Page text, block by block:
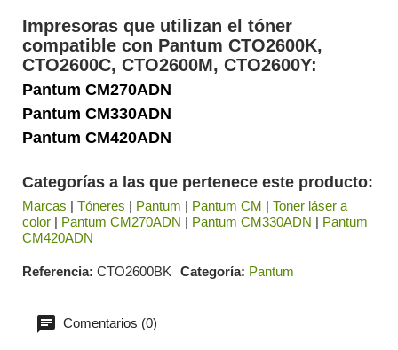
Impresoras que utilizan el tóner
compatible con Pantum CTO2600K,
CTO2600C, CTO2600M, CTO2600Y:
Pantum CM270ADN
Pantum CM330ADN
Pantum CM420ADN
Categorías a las que pertenece este producto:
Marcas | Tóneres | Pantum | Pantum CM | Toner láser a
color | Pantum CM270ADN | Pantum CM330ADN | Pantum
CM420ADN
Referencia CTO2600BK Categoría Pantum
Comentarios (0)